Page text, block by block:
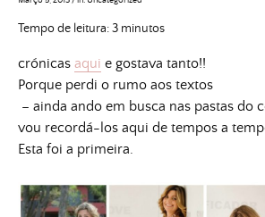
Tempo de leitura:3 minutos
crónicas aqui e gostava tanto!!
Porque perdi o rumo aos textos
– ainda ando em busca nas pastas do
vou recordá-los aqui de tempos a
Esta foi a primeira.